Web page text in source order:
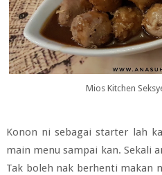
Mios Kitchen
Konon ni sebagai starter lah
main menu sampai kan. Sekali
Tak boleh nak berhenti makan